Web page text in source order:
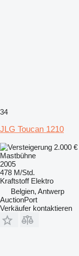
34
JLG Toucan 1210
2.000 €
Mastbühne
2005
478 M/Std.
Kraftstoff Elektro
Belgien, Antwerp
AuctionPort
Verkäufer kontaktieren